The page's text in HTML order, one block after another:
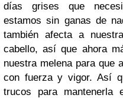
días grises que
estamos sin ganas de
también afecta a
cabello, así que ahora
nuestra melena para que
con fuerza y vigor. Así
trucos para mantenerla